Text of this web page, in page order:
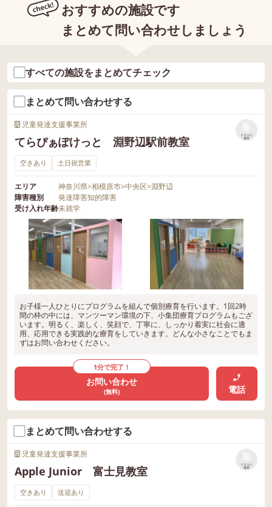
おすすめの施設です
まとめて問い合わせしましょう
すべての施設をまとめてチェック
まとめて問い合わせする
児童発達支援事業所
てらぴぁぽけっと 淵野辺駅前教室
リストに
保存
空きあり 土日祝営業
エリア 神奈川県>相模原市>中央区>淵野辺
障害種別
発達障害知的障害
受け入れ年齢未就学
お子様一人ひとりにプログラムを組んで個別療育を行います。1回2時
間の枠の中には、マンツーマン環境の下、小集団療育プログラムもござ
います。明るく、楽しく、笑顔で、丁寧に、しっかり着実に社会に適
用、応用できる実践的な療育をしていきます。どんな小さなことでもま
ずはお問い合わせください。
1分で完了！
お問い合わせ
(無料) 電話
まとめて問い合わせする
児童発達支援事業所
Apple Junior 富士見教室
リストに
保存
空きあり 送迎あり